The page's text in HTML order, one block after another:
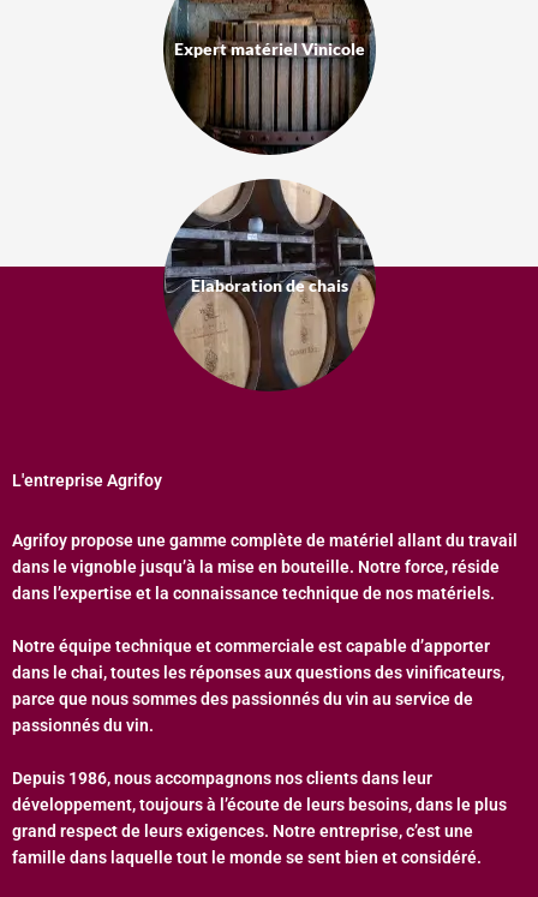
Expert matériel Vinicole
Elaboration de chais
L'entreprise Agrifoy
Agrifoy propose une gamme complète de matériel allant du travail
dans le vignoble jusqu’à la mise en bouteille. Notre force, réside
dans l’expertise et la connaissance technique de nos matériels.
Notre équipe technique et commerciale est capable d’apporter
dans le chai, toutes les réponses aux questions des vinificateurs,
parce que nous sommes des passionnés du vin au service de
passionnés du vin.
Depuis 1986, nous accompagnons nos clients dans leur
développement, toujours à l’écoute de leurs besoins, dans le plus
grand respect de leurs exigences. Notre entreprise, c’est une
famille dans laquelle tout le monde se sent bien et considéré.